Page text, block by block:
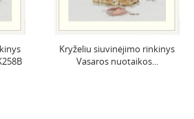
Kryželiu siuvinėjimo rinkinys
Vasaros nuotaikos...